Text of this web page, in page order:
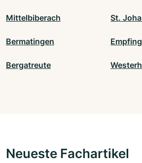
Mittelbiberach St.
Bermatingen
Bergatreute
Neueste Fachartikel